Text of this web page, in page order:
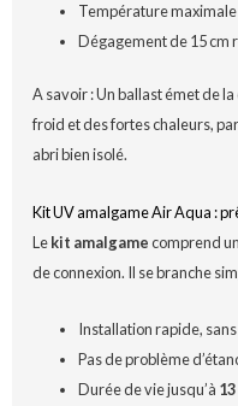
Température
Dégagement de 15 cm
A savoir : Un ballast émet de
froid et des fortes chaleurs,
abri bien isolé.
Kit UV amalgame Air Aqua :
Lekit amalgamecomprend
de connexion. Il se branche
Installation rapide,
Pas de problème
Durée de vie jusqu’à